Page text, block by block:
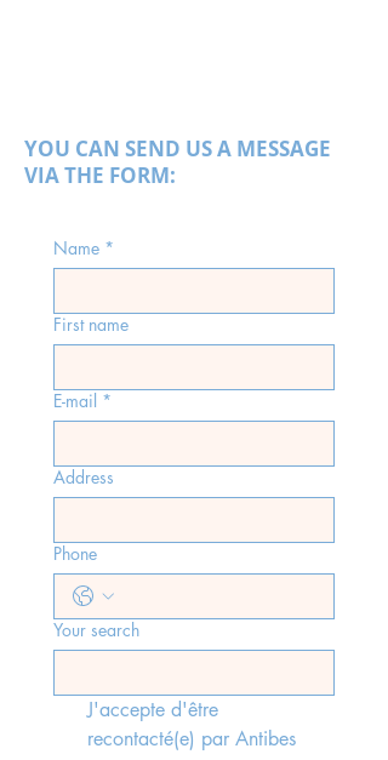
YOU CAN SEND US A MESSAGE
VIA THE FORM:
Name *
First name
E-mail *
Address
Phone
Your search
J'accepte d'être
recontacté(e) par Antibes